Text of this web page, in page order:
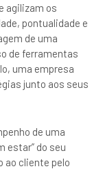
agilizam os
pontualidade e
de uma
de ferramentas
uma empresa
junto aos seus
de uma
estar” do seu
ao cliente pelo